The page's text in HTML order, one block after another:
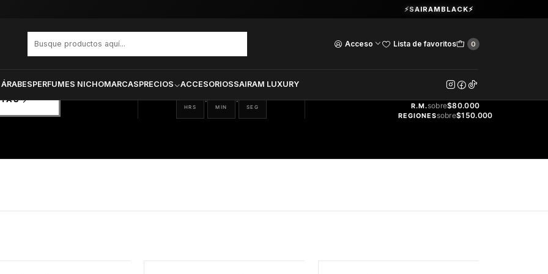
Acceso Lista de favoritos 0
PERFUMES NICHOMARCASPRECIOS ACCESORIOSSAIRAM LUXURY
Guardia Vieja 202. Oficina 102.Ver Horarios
⚡SAIRAMBLACK⚡
12
HRS
: 12
MIN
: 20
SEG
GRATIS
R.M.sobre$80.000
REGIONESsobre$150.000